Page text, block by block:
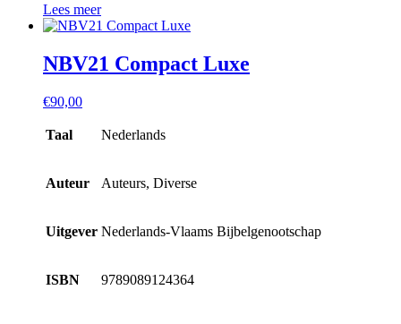
Lees meer
NBV21 Compact Luxe
€90,00
Taal Nederlands
Auteur Auteurs, Diverse
Uitgever Nederlands-Vlaams Bijbelgenootschap
ISBN 9789089124364